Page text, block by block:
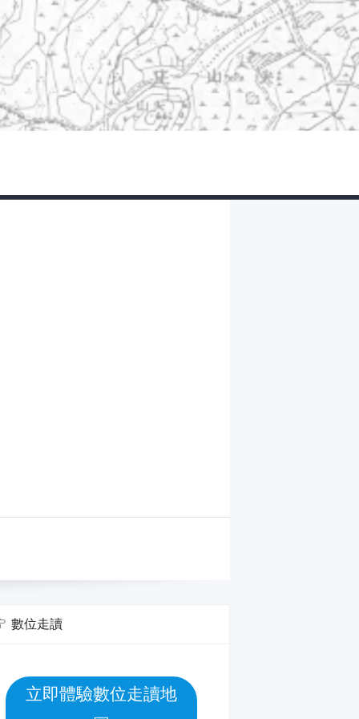
數位走讀
立即體驗數位走讀地